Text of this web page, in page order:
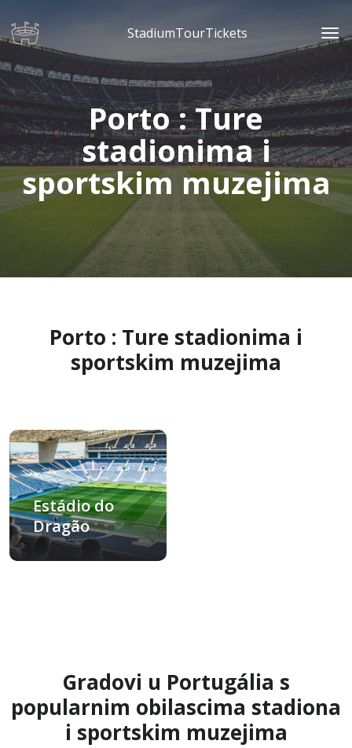
StadiumTourTickets
Porto : Ture
stadionima i
sportskim muzejima
Porto : Ture stadionima i
sportskim muzejima
Estádio do
Dragão
Gradovi u Portugália s
popularnim obilascima stadiona
i sportskim muzejima